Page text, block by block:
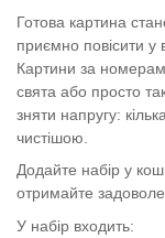
Готова картина
приємно повісити у
Картини за
свята або просто
зняти напругу:
чистішою.
Додайте набір у
отримайте
У набір входить: